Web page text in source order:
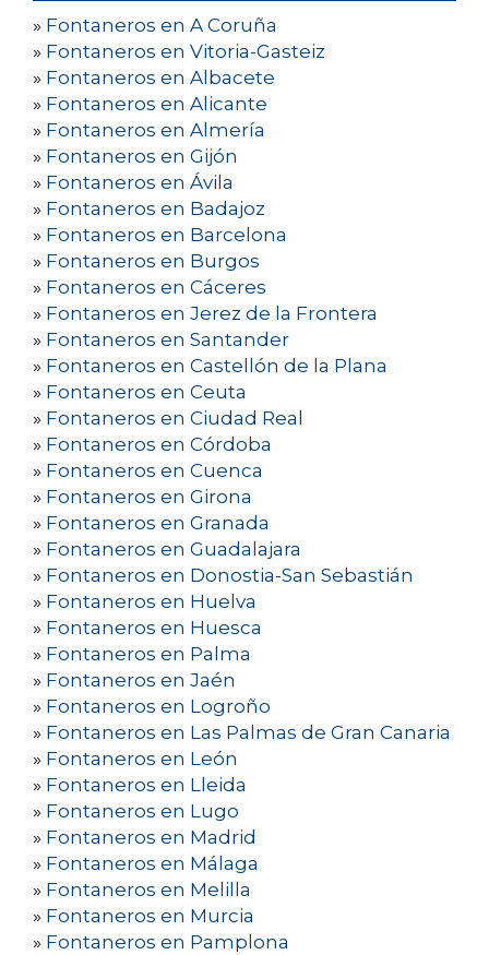
» Fontaneros en A Coruña
» Fontaneros en Vitoria-Gasteiz
» Fontaneros en Albacete
» Fontaneros en Alicante
» Fontaneros en Almería
» Fontaneros en Gijón
» Fontaneros en Ávila
» Fontaneros en Badajoz
» Fontaneros en Barcelona
» Fontaneros en Burgos
» Fontaneros en Cáceres
» Fontaneros en Jerez de la Frontera
» Fontaneros en Santander
» Fontaneros en Castellón de la Plana
» Fontaneros en Ceuta
» Fontaneros en Ciudad Real
» Fontaneros en Córdoba
» Fontaneros en Cuenca
» Fontaneros en Girona
» Fontaneros en Granada
» Fontaneros en Guadalajara
» Fontaneros en Donostia-San Sebastián
» Fontaneros en Huelva
» Fontaneros en Huesca
» Fontaneros en Palma
» Fontaneros en Jaén
» Fontaneros en Logroño
» Fontaneros en Las Palmas de Gran Canaria
» Fontaneros en León
» Fontaneros en Lleida
» Fontaneros en Lugo
» Fontaneros en Madrid
» Fontaneros en Málaga
» Fontaneros en Melilla
» Fontaneros en Murcia
» Fontaneros en Pamplona